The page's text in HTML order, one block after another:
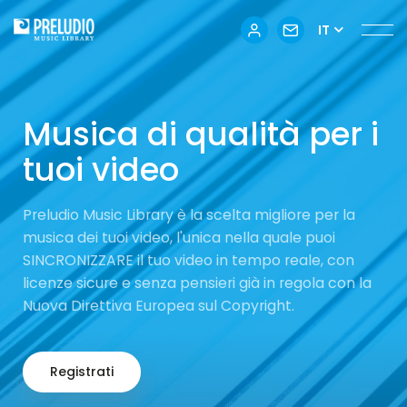
IT
Musica di qualità per i
tuoi video
Preludio Music Library è la scelta migliore per la
musica dei tuoi video, l'unica nella quale puoi
SINCRONIZZARE il tuo video in tempo reale, con
licenze sicure e senza pensieri già in regola con la
Nuova Direttiva Europea sul Copyright.
Registrati